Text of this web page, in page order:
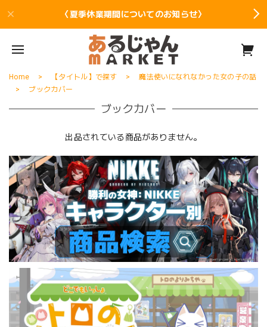
〈夏季休業期間についてのお知らせ〉
Home 【タイトル】で探す
魔法使いになれなかった女の子の話
ブックカバー
ブックカバー
出品されている商品がありません。